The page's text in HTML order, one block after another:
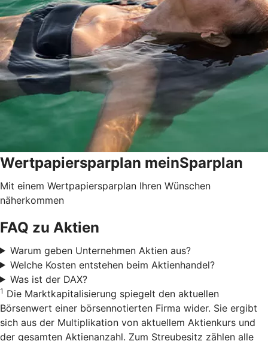
Wertpapiersparplan meinSparplan
Mit einem Wertpapiersparplan Ihren Wünschen
näherkommen
FAQ zu Aktien
Warum geben Unternehmen Aktien aus?
Welche Kosten entstehen beim Aktienhandel?
Was ist der DAX?
1 Die Marktkapitalisierung spiegelt den aktuellen
Börsenwert einer börsennotierten Firma wider. Sie ergibt
sich aus der Multiplikation von aktuellem Aktienkurs und
der gesamten Aktienanzahl. Zum Streubesitz zählen alle